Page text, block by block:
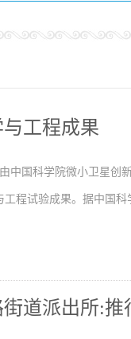
工程成果
中国科学院微小卫星创
工程试验成果。据中国
道派出所:推